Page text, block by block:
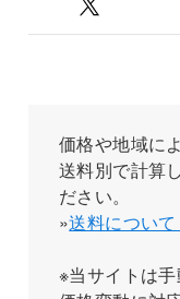
価格や地域に
送料別で計算
ださい。
»送料につい
※当サイトは手